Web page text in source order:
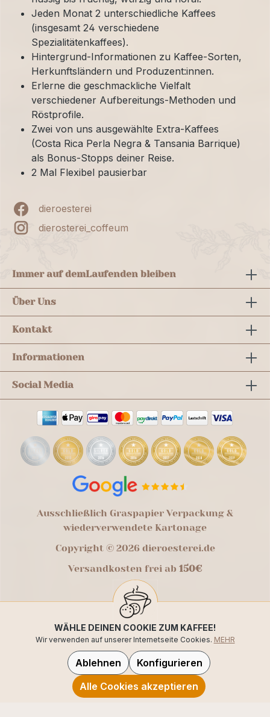
Jeden Monat 2 unterschiedliche Kaffees
(insgesamt 24 verschiedene
Spezialitätenkaffees).
Hintergrund-Informationen zu Kaffee-Sorten,
Herkunftsländern und Produzent:innen.
Erlerne die geschmackliche Vielfalt
verschiedener Aufbereitungs-Methoden und
Röstprofile.
Zwei von uns ausgewählte Extra-Kaffees
(Costa Rica Perla Negra & Tansania Barrique)
als Bonus-Stopps deiner Reise.
2 Mal Flexibel pausierbar
dieroesterei
dierosterei_coffeum
Immer auf demLaufenden bleiben
Über Uns
Kontakt
Informationen
Social Media
Ausschließlich Graspapier Verpackung &
wiederverwendete Kartonage
Copyright © 2026 dieroesterei.de
Versandkosten frei ab 150€
WÄHLE DEINEN COOKIE ZUM KAFFEE!
Wir verwenden auf unserer Internetseite Cookies. MEHR
Ablehnen
Konfigurieren
Alle Cookies akzeptieren